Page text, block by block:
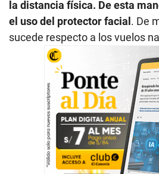
la distancia física. De esta
el uso del protector facial. De
sucede respecto a los vuelos